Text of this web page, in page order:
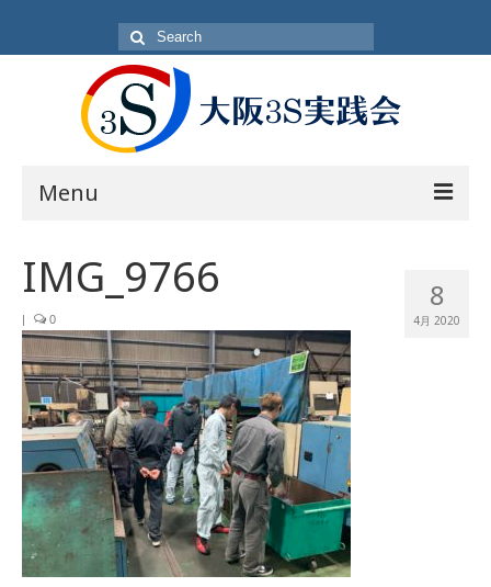
Search
for:
Menu
方針・概要
活動内容
活動日
入会方法
会員一覧
活動実績
お問い合わせ・入会
8
4月 2020
IMG_9766
| 0